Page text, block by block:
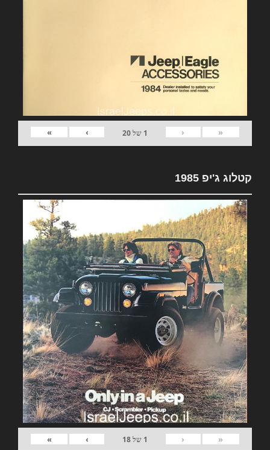
«
‹
1 של20
›
»
קטלוג ג'יפ 1985
«
‹
1 של18
›
»